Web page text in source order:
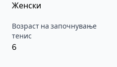
Женски
Возраст на започнување
тенис
6